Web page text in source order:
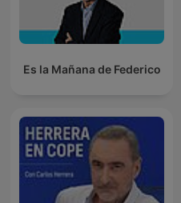
Es la Mañana de Federico